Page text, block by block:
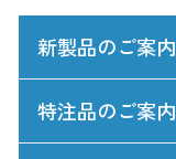
新製品のご案内
特注品のご案内